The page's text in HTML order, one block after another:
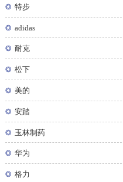
◎ 特步
◎ adidas
◎ 耐克
◎ 松下
◎ 美的
◎ 安踏
◎ 玉林制药
◎ 华为
◎ 格力